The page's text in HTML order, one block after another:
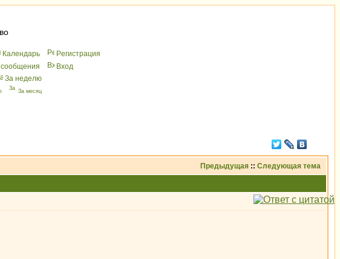
Календарь
Peгиcтрaция
сообщения
Вхoд
За неделю
За месяц
Предыдущая :: Следующая тема